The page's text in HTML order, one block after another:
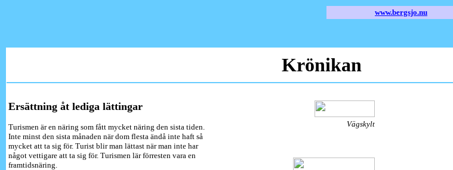
www.bergsjo.nu
Krönikan
Ersättning åt lediga lättingar
Turismen är en näring som fått mycket näring den sista tiden.
Inte minst den sista månaden när dom flesta ändå inte haft så
mycket att ta sig för. Turist blir man lättast när man inte har
något vettigare att ta sig för. Turismen lär förresten vara en
framtidsnäring.
Vägskylt